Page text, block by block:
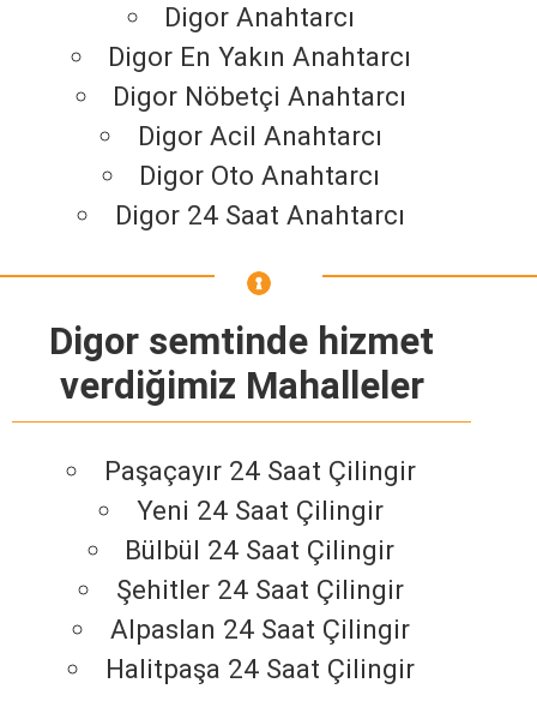
Digor Anahtarcı
Digor En Yakın Anahtarcı
Digor Nöbetçi Anahtarcı
Digor Acil Anahtarcı
Digor Oto Anahtarcı
Digor 24 Saat Anahtarcı
Digor semtinde hizmet
verdiğimiz Mahalleler
Paşaçayır 24 Saat Çilingir
Yeni 24 Saat Çilingir
Bülbül 24 Saat Çilingir
Şehitler 24 Saat Çilingir
Alpaslan 24 Saat Çilingir
Halitpaşa 24 Saat Çilingir